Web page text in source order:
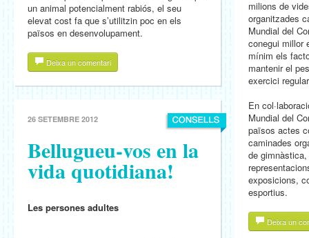
un animal potencialment rabiós, el seu
elevat cost fa que s’utilitzin poc en els
països en desenvolupament.
Deixa un comentari
26 SETEMBRE 2012
Bellugueu-vos en la
vida quotidiana!
Les persones adultes
milions de
organitzades
Mundial del
conegui millor
mínim els
mantenir el
exercici
En
Mundial del
països actes
caminades
de
exposicions,
esportius.
Deixa un